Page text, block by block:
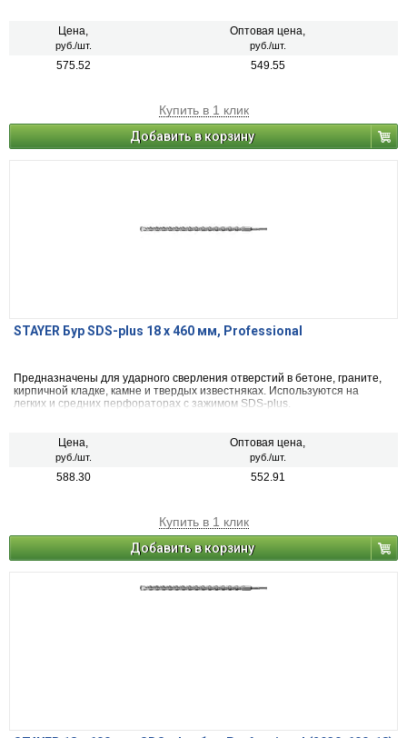
Цена,
руб./шт.
Оптовая цена,
руб./шт.
575.52 549.55
Купить в 1 клик
Добавить в корзину
STAYER Бур SDS-plus 18 x 460 мм, Professional
Предназначены для ударного сверления отверстий в бетоне, граните,
кирпичной кладке, камне и твердых известняках. Используются на
легких и средних перфораторах с зажимом SDS-plus.
Цена,
руб./шт.
Оптовая цена,
руб./шт.
588.30 552.91
Купить в 1 клик
Добавить в корзину